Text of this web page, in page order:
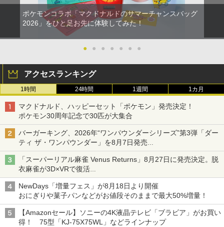
ポケモンコラボ「マクドナルドのサマーチャンスバッグ
2026」をひと足お先に体験してみた！
● ● ● ● ● ● ●
アクセスランキング
1時間 24時間 1週間 1カ月
マクドナルド、ハッピーセット「ポケモン」発売決定！
ポケモン30周年記念で30匹が大集合
バーガーキング、2026年“ワンパウンダーシリーズ”第3弾「ダー
ティ ザ・ワンパウンダー」を8月7日発売
「特製ガーリックマヨソース」を使用した超大型チーズバーガー
「スーパーリアル麻雀 Venus Returns」8月27日に発売決定。脱
衣麻雀が3D×VRで復活
発売から2週間は20%オフになるセールが実施
NewDays「増量フェス」が8月18日より開催
おにぎりや菓子パンなどがお値段そのままで最大50%増量！
【Amazonセール】ソニーの4K液晶テレビ「ブラビア」がお買い
得！ 75型「KJ-75X75WL」などラインナップ